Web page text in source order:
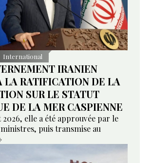
International
IRANIEN
LA RATIFICATION DE LA
SUR LE STATUT
DE LA MER CASPIENNE
2026, elle a été approuvée par le
puis transmise au